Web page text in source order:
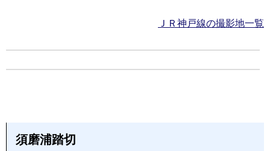
ＪＲ神戸線の撮影地一覧
須磨浦踏切